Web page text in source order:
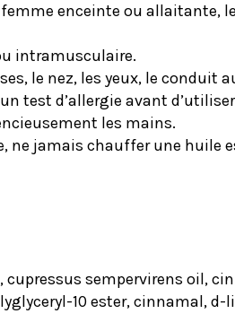
enceinte ou allaitante,
intramusculaire.
le nez, les yeux, le conduit
test d’allergie avant
les mains.
ne jamais chauffer une huile
sempervirens oil,
10 ester, cinnamal,